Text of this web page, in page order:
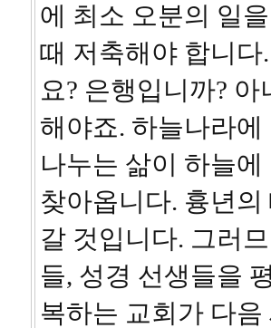
에 최소 오분의 일
때 저축해야 합니
요? 은행입니까? 아
해야죠. 하늘나라
나누는 삶이 하늘
찾아옵니다. 흉년
갈 것입니다. 그러
들, 성경 선생들을
복하는 교회가 다